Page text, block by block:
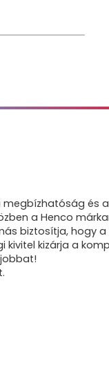
megbízhatóság és
a Henco
biztosítja, hogy
kizárja a